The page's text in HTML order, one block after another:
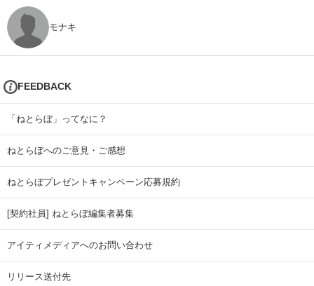
モナキ
FEEDBACK
「ねとらぼ」ってなに？
ねとらぼへのご意見・ご感想
ねとらぼプレゼントキャンペーン応募規約
[契約社員] ねとらぼ編集者募集
アイティメディアへのお問い合わせ
リリース送付先